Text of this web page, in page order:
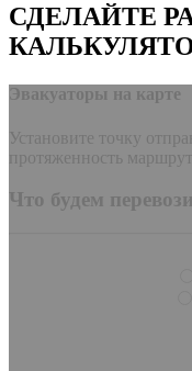
СДЕЛАЙТЕ
Эвакуаторы на карте
Установите точку
протяженность
Что будем